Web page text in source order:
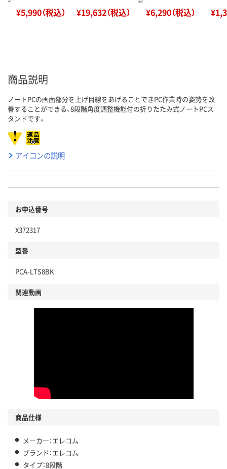
¥5,990（税込） ¥19,632（税込） ¥6,290（税込）
商品説明
ノートPCの画面部分を上げ目線をあげることできPC作業時の姿勢を改
善することができる、8段階角度調整機能付の折りたたみ式ノートPCス
タンドです。
アイコンの説明
お申込番号
X372317
型番
PCA-LTS8BK
関連動画
商品仕様
メーカー：エレコム
ブランド：エレコム
タイプ：8段階